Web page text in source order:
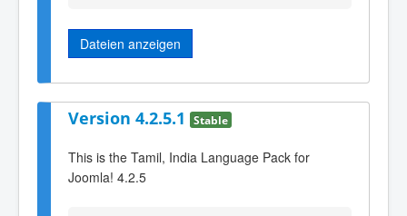
Dateien anzeigen
Version 4.2.5.1 Stable
This is the Tamil, India Language Pack for
Joomla! 4.2.5